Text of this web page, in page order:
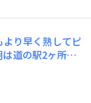
作されてる方も
て使ってみまし
野店のアドバイ
した！
目かな〜🤭愛犬
許可を貰ってま
り早く熟してピ
道の駅2ヶ所は
買ってきまし
がらの味がしま
と思ってます。